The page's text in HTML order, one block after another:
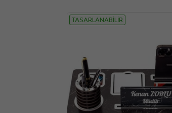
TASARLANABİLİR